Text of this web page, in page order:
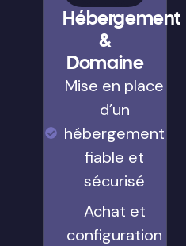
Hébergement
&
Domaine
Mise en place
d’un
hébergement
fiable et
sécurisé
Achat et
configuration